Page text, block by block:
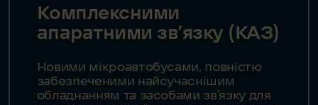
Комплексними
апаратними зв’язку (КАЗ)
Новими мікроавтобусами, повністю
забезпеченими найсучаснішим
обладнанням та засобами зв’язку для